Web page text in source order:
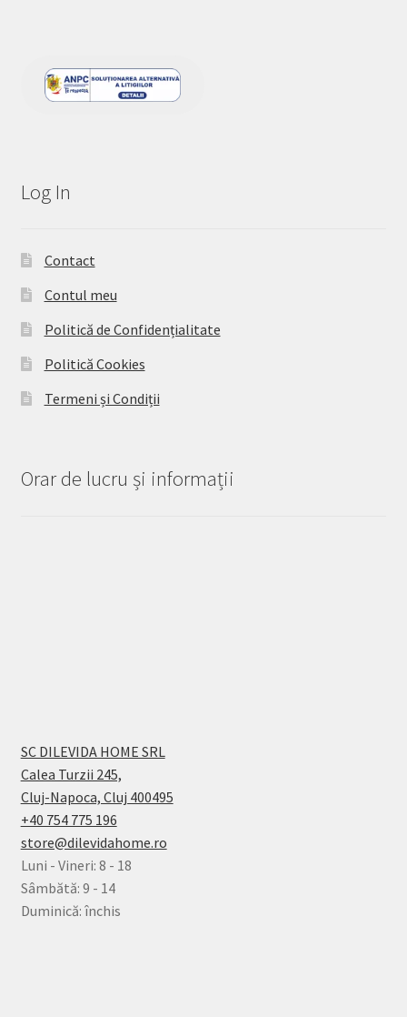
Log In
Contact
Contul meu
Politică de Confidențialitate
Politică Cookies
Termeni și Condiții
Orar de lucru și informații
SC DILEVIDA HOME SRL
Calea Turzii 245,
Cluj-Napoca, Cluj 400495
+40 754 775 196
store@dilevidahome.ro
Luni - Vineri: 8 - 18
Sâmbătă: 9 - 14
Duminică: închis